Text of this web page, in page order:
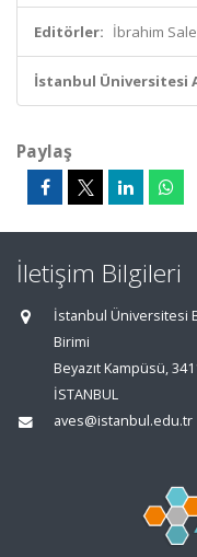
Editörler: İbrahim
İstanbul Üniversitesi
Paylaş
İletişim Bilgileri
İstanbul Üniversitesi
Birimi
Beyazıt Kampüsü,
İSTANBUL
aves@istanbul.edu.tr